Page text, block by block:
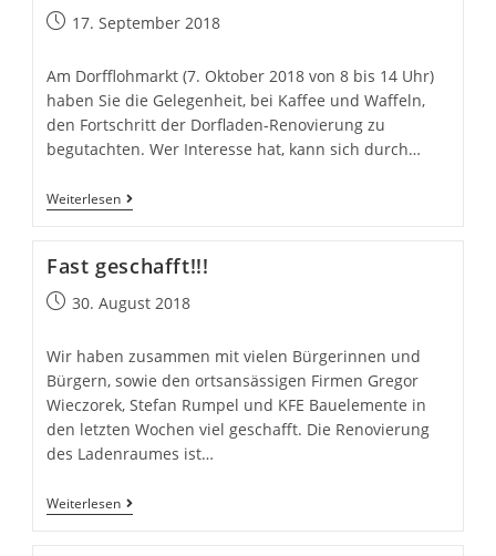
Beitrag17. September 2018
Am Dorfflohmarkt (7. Oktober 2018 von 8 bis 14 Uhr)
haben Sie die Gelegenheit, bei Kaffee und Waffeln,
den Fortschritt der Dorfladen-Renovierung zu
begutachten. Wer Interesse hat, kann sich durch…
Weiterlesen Dorfladen
Fast geschafft!!!
Beitrag30. August 2018
Wir haben zusammen mit vielen Bürgerinnen und
Bürgern, sowie den ortsansässigen Firmen Gregor
Wieczorek, Stefan Rumpel und KFE Bauelemente in
den letzten Wochen viel geschafft. Die Renovierung
des Ladenraumes ist…
Weiterlesen Fast